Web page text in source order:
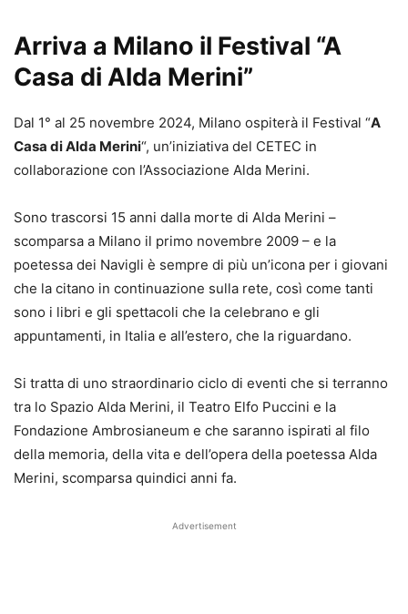
Arriva a Milano il Festival “A
Casa di Alda Merini”
Dal 1° al 25 novembre 2024, Milano ospiterà il Festival “A
Casa di Alda Merini“, un’iniziativa del CETEC in
collaborazione con l’Associazione Alda Merini.
Sono trascorsi 15 anni dalla morte di Alda Merini –
scomparsa a Milano il primo novembre 2009 – e la
poetessa dei Navigli è sempre di più un’icona per i giovani
che la citano in continuazione sulla rete, così come tanti
sono i libri e gli spettacoli che la celebrano e gli
appuntamenti, in Italia e all’estero, che la riguardano.
Si tratta di uno straordinario ciclo di eventi che si terranno
tra lo Spazio Alda Merini, il Teatro Elfo Puccini e la
Fondazione Ambrosianeum e che saranno ispirati al filo
della memoria, della vita e dell’opera della poetessa Alda
Merini, scomparsa quindici anni fa.
Advertisement